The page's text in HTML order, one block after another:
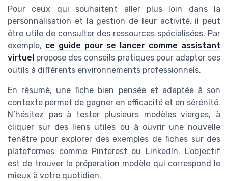
Pour ceux qui souhaitent aller plus loin dans la
personnalisation et la gestion de leur activité, il peut
être utile de consulter des ressources spécialisées. Par
exemple, ce guide pour se lancer comme assistant
virtuel propose des conseils pratiques pour adapter ses
outils à différents environnements professionnels.
En résumé, une fiche bien pensée et adaptée à son
contexte permet de gagner en efficacité et en sérénité.
N’hésitez pas à tester plusieurs modèles vierges, à
cliquer sur des liens utiles ou à ouvrir une nouvelle
fenêtre pour explorer des exemples de fiches sur des
plateformes comme Pinterest ou LinkedIn. L’objectif
est de trouver la préparation modèle qui correspond le
mieux à votre quotidien.